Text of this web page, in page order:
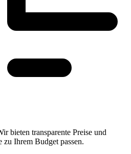
bieten transparente Preise und
zu Ihrem Budget passen.